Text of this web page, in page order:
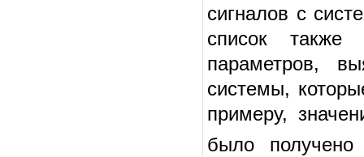
сигналов с
список также
параметров,
системы,
примеру,
было